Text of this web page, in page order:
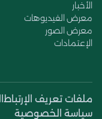
الأخبار
معرض الفيديوهات
معرض الصور
الإعتمادات
ملفات تعريف الإرتباط
سياسة الخصوصية